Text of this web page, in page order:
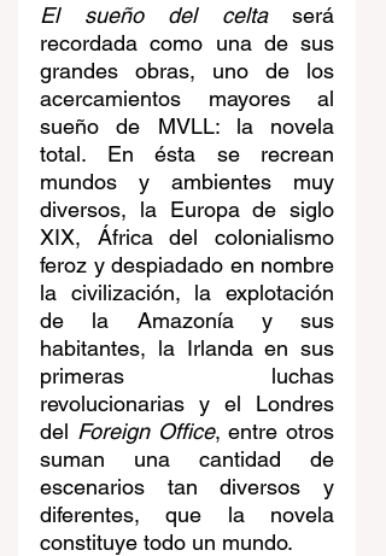
El sueño del celta será
recordada como una de sus
grandes obras, uno de los
acercamientos mayores al
sueño de MVLL: la novela
total. En ésta se recrean
mundos y ambientes muy
diversos, la Europa de siglo
XIX, África del colonialismo
feroz y despiadado en nombre
la civilización, la explotación
de la Amazonía y sus
habitantes, la Irlanda en sus
primeras luchas
revolucionarias y el Londres
del Foreign Office, entre otros
suman una cantidad de
escenarios tan diversos y
diferentes, que la novela
constituye todo un mundo.